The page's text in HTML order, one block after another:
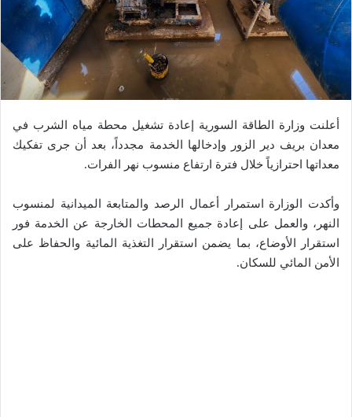
أعلنت وزارة الطاقة السورية إعادة تشغيل محطة مياه الشرب في
معدان بريف دير الزور وإدخالها الخدمة مجدداً، بعد أن جرى تفكيك
معداتها احترازياً خلال فترة ارتفاع منسوب نهر الفرات.
وأكدت الوزارة استمرار أعمال الرصد والمتابعة الميدانية لمنسوب
النهر، والعمل على إعادة جميع المحطات الخارجة عن الخدمة فور
استقرار الأوضاع، بما يضمن استقرار التغذية المائية والحفاظ على
الأمن المائي للسكان.